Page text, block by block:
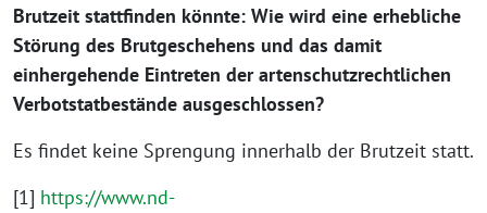
Brutzeit stattfinden könnte: Wie wird eine erhebliche
Störung des Brutgeschehens und das damit
einhergehende Eintreten der artenschutzrechtlichen
Verbotstatbestände ausgeschlossen?
Es findet keine Sprengung innerhalb der Brutzeit statt.
[1] https://www.nd-